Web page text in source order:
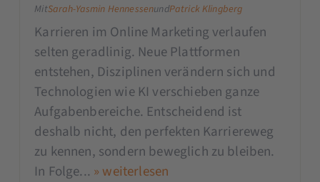
MitSarah-Yasmin HennessenundPatrick Klingberg
Karrieren im Online Marketing verlaufen
selten geradlinig. Neue Plattformen
entstehen, Disziplinen verändern sich und
Technologien wie KI verschieben ganze
Aufgabenbereiche. Entscheidend ist
deshalb nicht, den perfekten Karriereweg
zu kennen, sondern beweglich zu bleiben.
In Folge... » weiterlesen